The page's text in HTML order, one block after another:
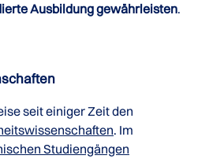
Ausbildung gewährleisten.
seit einiger Zeit den
. Im
Studiengängen